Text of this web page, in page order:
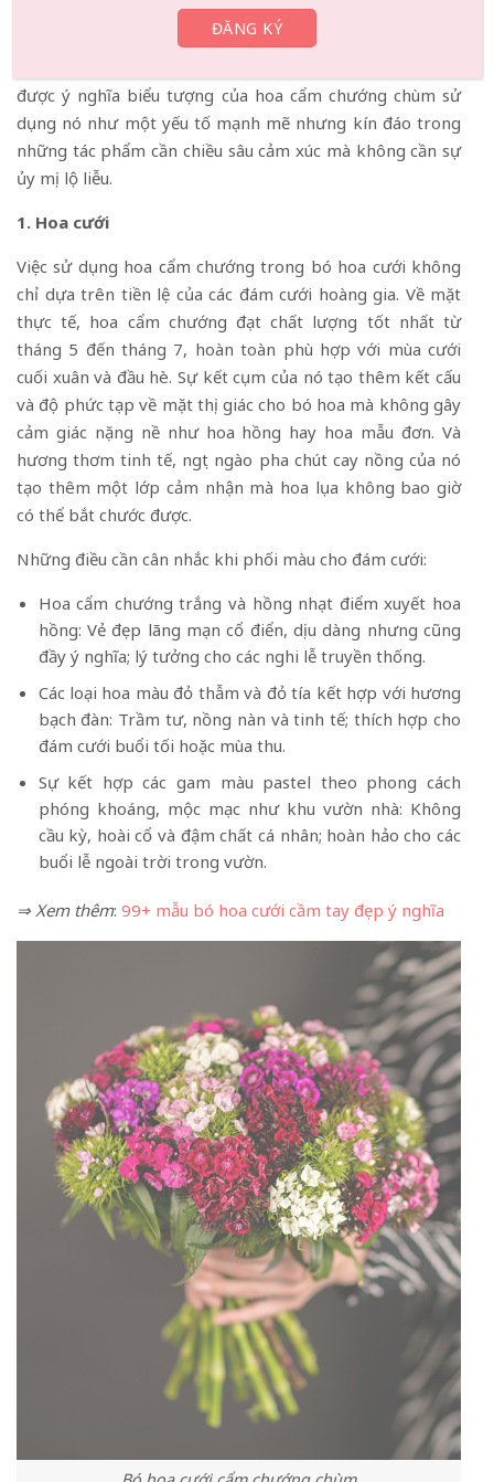
nhưng hiểu được ý nghĩa của nó sẽ tạo nên sự khác biệt
giữa một bó hoa chỉ đẹp mắt và một bó hoa thực sự
được ý nghĩa biểu tượng của hoa cẩm chướng chùm sử
dụng nó như một yếu tố mạnh mẽ nhưng kín đáo trong
những tác phẩm cần chiều sâu cảm xúc mà không cần sự
ủy mị lộ liễu.
1. Hoa cưới
Việc sử dụng hoa cẩm chướng trong bó hoa cưới không
chỉ dựa trên tiền lệ của các đám cưới hoàng gia. Về mặt
thực tế, hoa cẩm chướng đạt chất lượng tốt nhất từ
tháng 5 đến tháng 7, hoàn toàn phù hợp với mùa cưới
cuối xuân và đầu hè. Sự kết cụm của nó tạo thêm kết cấu
và độ phức tạp về mặt thị giác cho bó hoa mà không gây
cảm giác nặng nề như hoa hồng hay hoa mẫu đơn. Và
hương thơm tinh tế, ngọt ngào pha chút cay nồng của nó
tạo thêm một lớp cảm nhận mà hoa lụa không bao giờ
có thể bắt chước được.
Những điều cần cân nhắc khi phối màu cho đám cưới:
Hoa cẩm chướng trắng và hồng nhạt điểm xuyết hoa
hồng: Vẻ đẹp lãng mạn cổ điển, dịu dàng nhưng cũng
đầy ý nghĩa; lý tưởng cho các nghi lễ truyền thống.
Các loại hoa màu đỏ thẫm và đỏ tía kết hợp với hương
bạch đàn: Trầm tư, nồng nàn và tinh tế; thích hợp cho
đám cưới buổi tối hoặc mùa thu.
Sự kết hợp các gam màu pastel theo phong cách
phóng khoáng, mộc mạc như khu vườn nhà: Không
cầu kỳ, hoài cổ và đậm chất cá nhân; hoàn hảo cho các
buổi lễ ngoài trời trong vườn.
⇒ Xem thêm: 99+ mẫu bó hoa cưới cầm tay đẹp ý nghĩa